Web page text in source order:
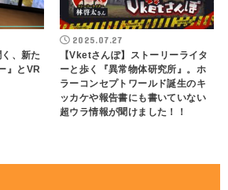
、新た
』とVR
2025.07.27
【Vketさんぽ】ストーリーライタ
ーと歩く『異常物体研究所』。ホ
ラーコンセプトワールド誕生のキ
ッカケや報告書にも書いていない
超ウラ情報が聞けました！！